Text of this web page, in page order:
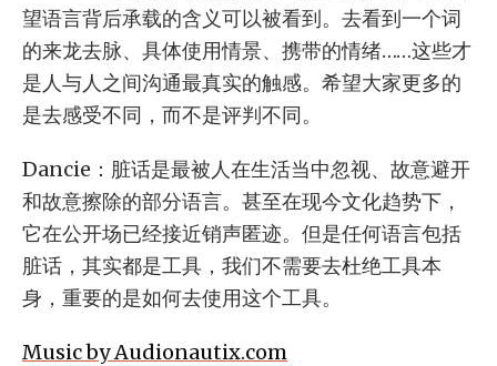
望语言背后承载的含义可以被看到。去看到一个词
的来龙去脉、具体使用情景、携带的情绪……这些才
是人与人之间沟通最真实的触感。希望大家更多的
是去感受不同，而不是评判不同。
Dancie：脏话是最被人在生活当中忽视、故意避开
和故意擦除的部分语言。甚至在现今文化趋势下，
它在公开场已经接近销声匿迹。但是任何语言包括
脏话，其实都是工具，我们不需要去杜绝工具本
身，重要的是如何去使用这个工具。
Music by Audionautix.com